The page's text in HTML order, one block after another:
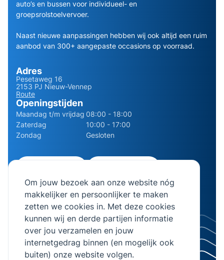
Om jouw bezoek aan onze website nóg
makkelijker en persoonlijker te maken
zetten we cookies in. Met deze cookies
kunnen wij en derde partijen informatie
over jou verzamelen en jouw
internetgedrag binnen (en mogelijk ook
buiten) onze website volgen.
auto’s en bussen voor individueel- en
groepsrolstoelvervoer.
Naast nieuwe aanpassingen hebben wij ook altijd een ruim
aanbod van 300+ aangepaste occasions op voorraad.
Adres
Pesetaweg 16
2153 PJ Nieuw-Vennep
Route
Openingstijden
Maandag t/m vrijdag 08:00 - 18:00
Zaterdag
10:00 - 17:00
Zondag
Gesloten
info@bierman.eu
© 2026 AB Bierman. Alle rechten voorbehouden.